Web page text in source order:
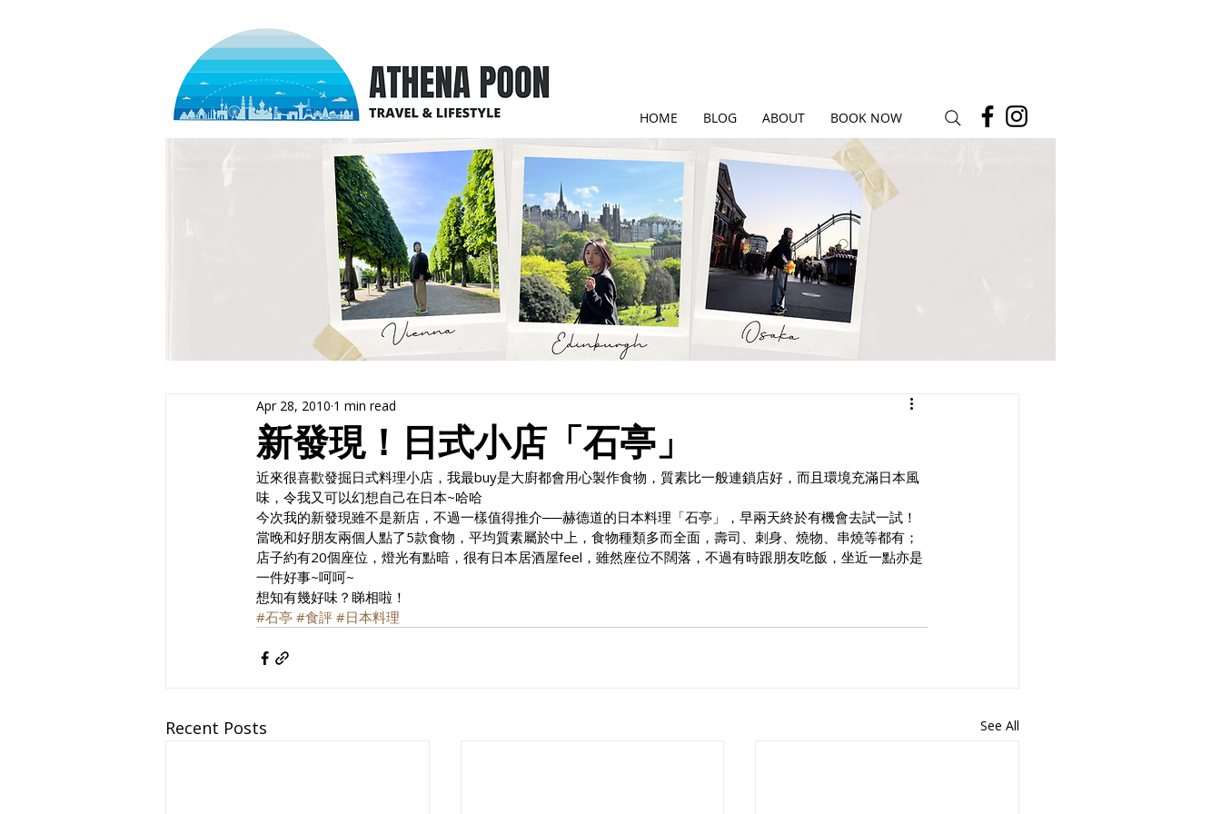
HOME BLOG ABOUT BOOK NOW
新發現！日式小店「石亭」
Apr 28, 2010 1 min read
近來很喜歡發掘日式料理小店，我最buy是大廚都會用心製作食物，質素比一般連鎖店好，而且環境充滿日本風
味，令我又可以幻想自己在日本~哈哈
今次我的新發現雖不是新店，不過一樣值得推介──赫德道的日本料理「石亭」，早兩天終於有機會去試一試！
當晚和好朋友兩個人點了5款食物，平均質素屬於中上，食物種類多而全面，壽司、刺身、燒物、串燒等都有；
店子約有20個座位，燈光有點暗，很有日本居酒屋feel，雖然座位不闊落，不過有時跟朋友吃飯，坐近一點亦是
一件好事~呵呵~
想知有幾好味？睇相啦！
#石亭 #食評 #日本料理
Recent Posts See All